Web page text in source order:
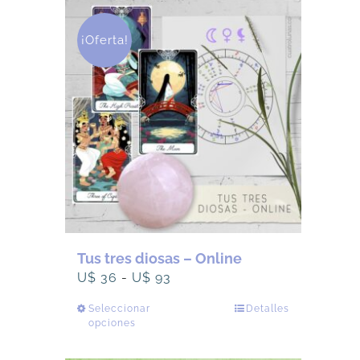
28.
26.
¡Oferta!
Tus tres diosas – Online
U$ 36 - U$93
Seleccionar
opciones
Detalles